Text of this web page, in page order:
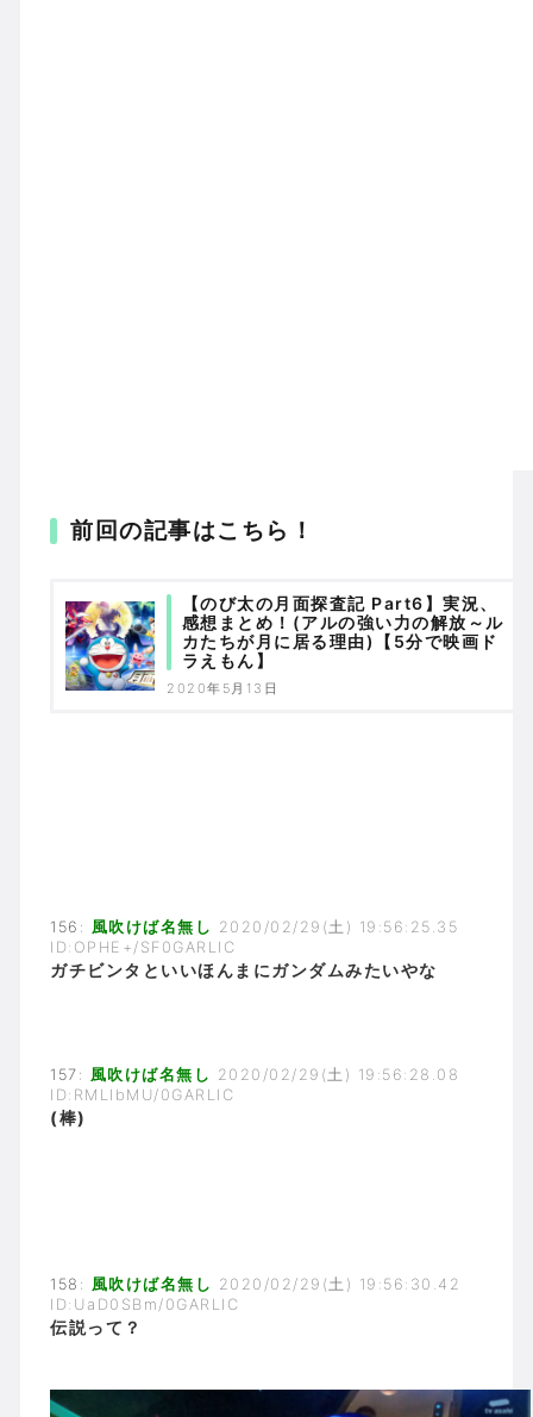
前回の記事はこちら！
【のび太の月面探査記 Part6】実況、
感想まとめ！(アルの強い力の解放～ル
カたちが月に居る理由)【5分で映画ド
ラえもん】
2020年5月13日
156: 風吹けば名無し 2020/02/29(土) 19:56:25.35
ID:OPHE+/SF0GARLIC
ガチビンタといいほんまにガンダムみたいやな
157: 風吹けば名無し 2020/02/29(土) 19:56:28.08
ID:RMLIbMU/0GARLIC
(棒)
158: 風吹けば名無し 2020/02/29(土) 19:56:30.42
ID:UaD0SBm/0GARLIC
伝説って？